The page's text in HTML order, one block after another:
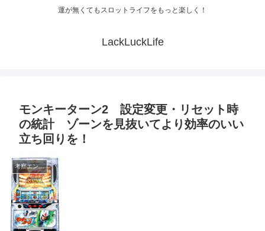
運が無くてもスロットライフをもっと楽しく！
LackLuckLife
モンキーターン2 設定変更・リセット時
の統計 ゾーンを見抜いてより効率のいい
立ち回りを！
考察エントリ